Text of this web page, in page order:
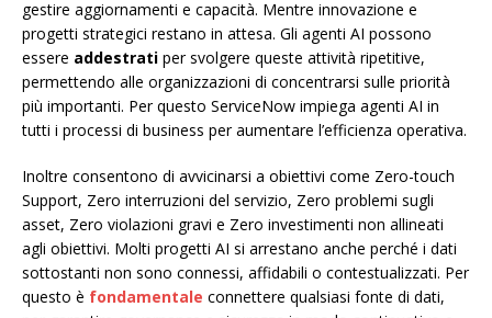
gestire aggiornamenti e capacità. Mentre innovazione e
progetti strategici restano in attesa. Gli agenti AI possono
essere addestrati per svolgere queste attività ripetitive,
permettendo alle organizzazioni di concentrarsi sulle priorità
più importanti. Per questo ServiceNow impiega agenti AI in
tutti i processi di business per aumentare l’efficienza operativa.
Inoltre consentono di avvicinarsi a obiettivi come Zero-touch
Support, Zero interruzioni del servizio, Zero problemi sugli
asset, Zero violazioni gravi e Zero investimenti non allineati
agli obiettivi. Molti progetti AI si arrestano anche perché i dati
sottostanti non sono connessi, affidabili o contestualizzati. Per
questo è fondamentale connettere qualsiasi fonte di dati,